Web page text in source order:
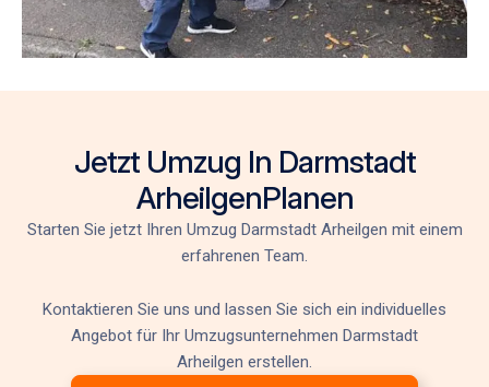
Jetzt Umzug In Darmstadt
ArheilgenPlanen
Starten Sie jetzt Ihren Umzug Darmstadt Arheilgen mit einem
erfahrenen Team.
Kontaktieren Sie uns und lassen Sie sich ein individuelles
Angebot für Ihr Umzugsunternehmen Darmstadt
Arheilgen erstellen.